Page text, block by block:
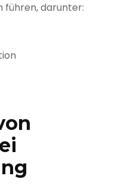
führen, darunter: